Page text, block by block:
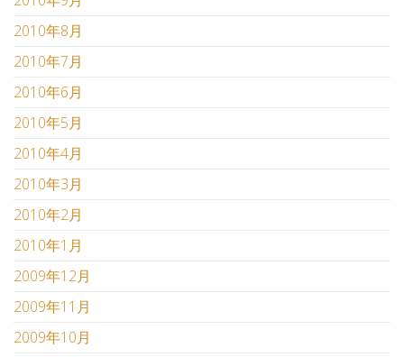
2010年8月
2010年7月
2010年6月
2010年5月
2010年4月
2010年3月
2010年2月
2010年1月
2009年12月
2009年11月
2009年10月